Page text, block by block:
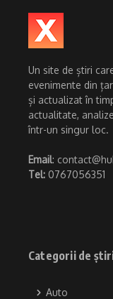
Un site de știri
evenimente din
și actualizat în
actualitate,
într-un singur loc.
Email:
Tel: 0767056351
Categorii de
Auto